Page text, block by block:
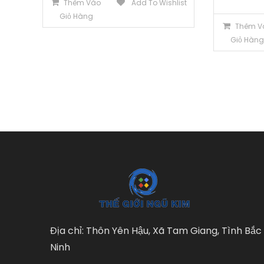
Thêm Vào
Giỏ Hàng
Add To Wishlist
Thêm
Giỏ Hàng
Địa chỉ: Thôn Yên Hậu, Xã Tam Giang, Tình Bắc
Ninh